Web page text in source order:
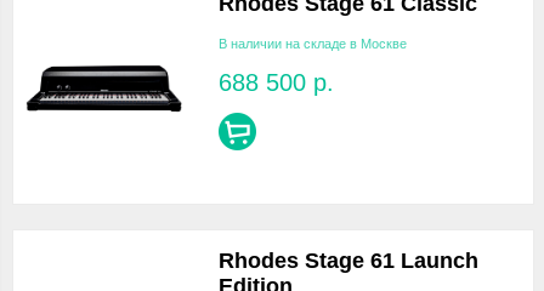
В наличии на складе в Москве
688 500 р.
Rhodes Stage 61 Launch
Edition